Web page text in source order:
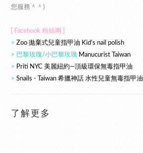
您服務＾＾)
[ Facebook 粉絲團 ]
> Zoo 拋棄式兒童指甲油 Kid‘s nail polish
> 巴黎玫瑰/小巴黎玫瑰 Manucurist Taiwan
> Priti NYC 美麗紐約—頂級環保無毒指甲油
> Snails - Taiwan 希臘神話 水性兒童無毒指甲油
了解更多